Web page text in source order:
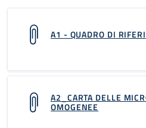
A1 - QUADRO DI
A2_CARTA DELLE
OMOGENEE